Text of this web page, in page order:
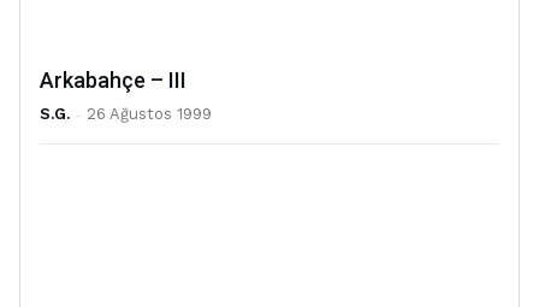
Arkabahçe – III
S.G. - 26 Ağustos 1999